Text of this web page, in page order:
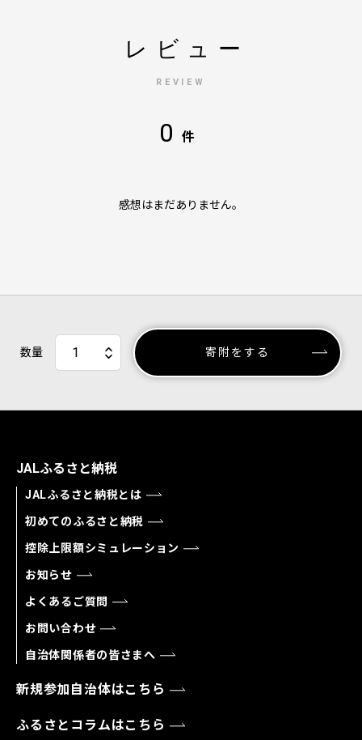
レビュー
REVIEW
0 件
感想はまだありません。
数量 寄附をする
JALふるさと納税
JALふるさと納税とは
初めてのふるさと納税
控除上限額シミュレーション
お知らせ
よくあるご質問
お問い合わせ
自治体関係者の皆さまへ
新規参加自治体はこちら
ふるさとコラムはこちら